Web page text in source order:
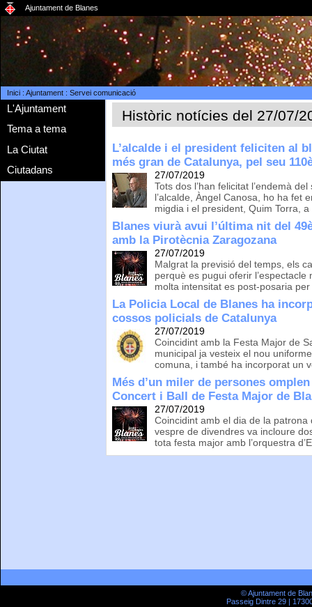
Ajuntament de Blanes
Inici: Ajuntament: Servei comunicació
L'Ajuntament
Tema a tema
La Ciutat
Ciutadans
Històric notícies del 27/07/
L’alcalde i el president feliciten al
més gran de Catalunya, pel seu
27/07/2019
Tots dos l’han felicitat l’endemà
l’alcalde, Àngel Canosa, ho ha fet
migdia i el president, Quim Torra,
Blanes viurà avui l’última nit del
amb la Pirotècnia Zaragozana
27/07/2019
Malgrat la previsió del temps, els
perquè es pugui oferir
molta intensitat es post-posaria
La Policia Local de Blanes ha
cossos policials de Catalunya
27/07/2019
Coincidint amb la Festa Major de
municipal ja vesteix el nou
comuna, i també ha incorporat un
Més d’un miler de persones
Concert i Ball de Festa Major de
27/07/2019
Coincidint amb el dia de la
vespre de divendres va incloure
tota festa major amb l’orquestra
© Ajuntament de
Passeig Dintre 29 |